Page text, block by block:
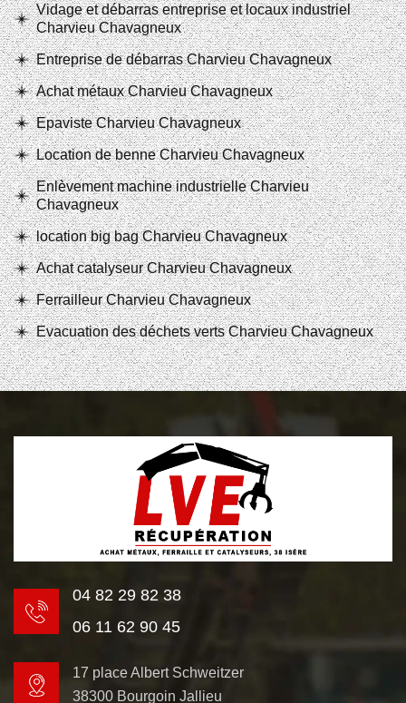
Vidage et débarras entreprise et locaux industriel
Charvieu Chavagneux
Entreprise de débarras Charvieu Chavagneux
Achat métaux Charvieu Chavagneux
Epaviste Charvieu Chavagneux
Location de benne Charvieu Chavagneux
Enlèvement machine industrielle Charvieu
Chavagneux
location big bag Charvieu Chavagneux
Achat catalyseur Charvieu Chavagneux
Ferrailleur Charvieu Chavagneux
Evacuation des déchets verts Charvieu Chavagneux
04 82 29 82 38
06 11 62 90 45
17 place Albert Schweitzer
38300 Bourgoin Jallieu